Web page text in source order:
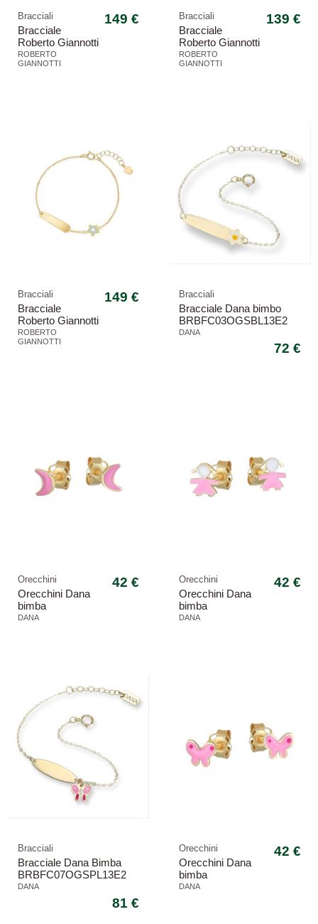
Bracciali
Bracciale
Roberto Giannotti
bambina NKT385
oro giallo
ROBERTO
GIANNOTTI
149 € Bracciali
Bracciale
Roberto Giannotti
bambina NKT388
oro giallo
ROBERTO
GIANNOTTI
139 €
Bracciali
Bracciale
Roberto Giannotti
bambina NKT386
oro giallo
ROBERTO
GIANNOTTI
149 € Bracciali
Bracciale Dana bimbo
BRBFC03OGSBL13E2
Baby targa fiore oro giallo
DANA
72 €
Orecchini
Orecchini Dana
bimba
ORBFC20OGSP
DANA
42 € Orecchini
Orecchini Dana
bimba
ORBFC15OGSP
DANA
42 €
Bracciali
Bracciale Dana Bimba
BRBFC07OGSPL13E2
Baby targa pendente
DANA
81 €
Orecchini
Orecchini Dana
bimba
ORBFC14OGSP
DANA
42 €